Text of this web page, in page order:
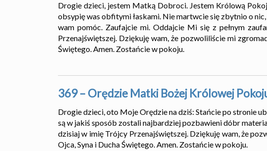
Drogie dzieci, jestem Matką Dobroci. Jestem Królową
obsypię was obfitymi łaskami. Nie martwcie się zbytnio o
wam pomóc. Zaufajcie mi. Oddajcie Mi się z pełnym
Przenajświętszej. Dziękuję wam, że pozwoliliście mi
Świętego. Amen. Zostańcie w pokoju.
369 – Orędzie Matki Bożej Królowej
Drogie dzieci, oto Moje Orędzie na dziś: Stańcie po stronie
są w jakiś sposób zostali najbardziej pozbawieni dóbr
dzisiaj w imię Trójcy Przenajświętszej. Dziękuję wam, że
Ojca, Syna i Ducha Świętego. Amen. Zostańcie w pokoju.